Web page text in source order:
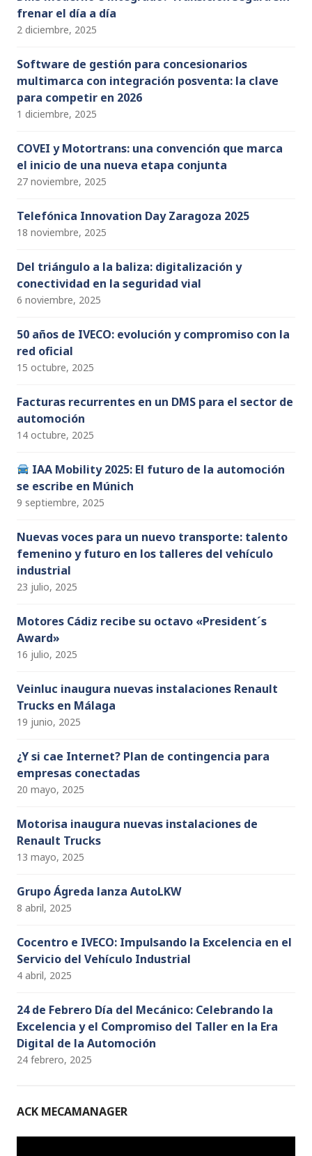
frenar el día a día
2 diciembre, 2025
Software de gestión para concesionarios
multimarca con integración posventa: la clave
para competir en 2026
1 diciembre, 2025
COVEI y Motortrans: una convención que marca
el inicio de una nueva etapa conjunta
27 noviembre, 2025
Telefónica Innovation Day Zaragoza 2025
18 noviembre, 2025
Del triángulo a la baliza: digitalización y
conectividad en la seguridad vial
6 noviembre, 2025
50 años de IVECO: evolución y compromiso con la
red oficial
15 octubre, 2025
Facturas recurrentes en un DMS para el sector de
automoción
14 octubre, 2025
IAA Mobility 2025: El futuro de la automoción
se escribe en Múnich
9 septiembre, 2025
Nuevas voces para un nuevo transporte: talento
femenino y futuro en los talleres del vehículo
industrial
23 julio, 2025
Motores Cádiz recibe su octavo «President´s
Award»
16 julio, 2025
Veinluc inaugura nuevas instalaciones Renault
Trucks en Málaga
19 junio, 2025
¿Y si cae Internet? Plan de contingencia para
empresas conectadas
20 mayo, 2025
Motorisa inaugura nuevas instalaciones de
Renault Trucks
13 mayo, 2025
Grupo Ágreda lanza AutoLKW
8 abril, 2025
Cocentro e IVECO: Impulsando la Excelencia en el
Servicio del Vehículo Industrial
4 abril, 2025
24 de Febrero Día del Mecánico: Celebrando la
Excelencia y el Compromiso del Taller en la Era
Digital de la Automoción
24 febrero, 2025
ACK MECAMANAGER